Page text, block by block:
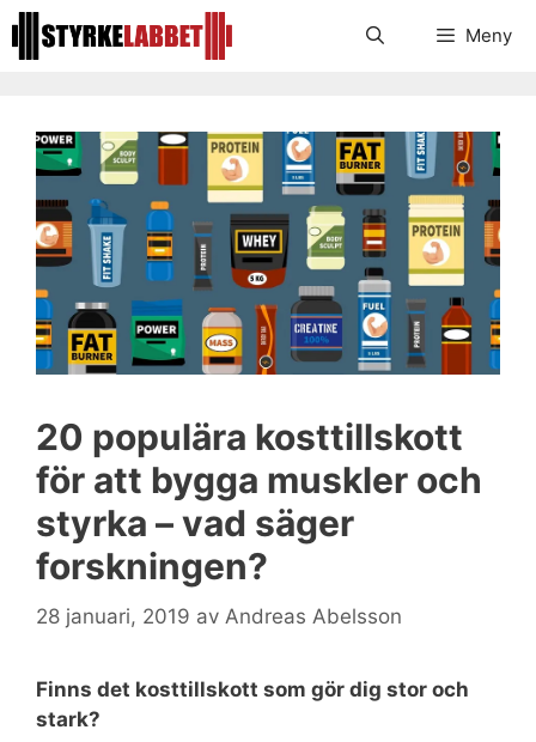
Hoppa
till
Meny
20 populära kosttillskott
för att bygga muskler och
styrka – vad säger
forskningen?
28 januari, 2019 av Andreas Abelsson
Finns det kosttillskott som gör dig stor och
stark?